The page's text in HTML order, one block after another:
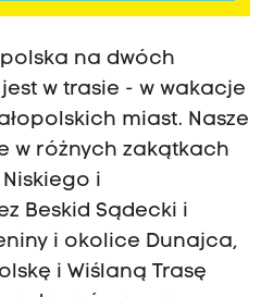
na dwóch
jest w trasie - w wakacje
miast. Nasze
w różnych zakątkach
i
Beskid Sądecki i
i okolice Dunajca,
i Wiślaną Trasę